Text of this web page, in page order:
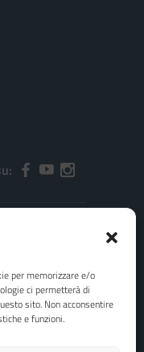
per memorizzare e/o
ci permetterà di
sito. Non acconsentire
e funzioni.